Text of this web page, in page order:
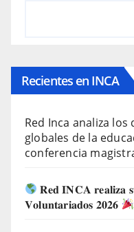
Recientes en INCA
Red Inca analiza
globales de la
conferencia
𝐑𝐞𝐝 𝐈𝐍𝐂𝐀 𝐫𝐞𝐚𝐥𝐢𝐳𝐚
𝐕𝐨𝐥𝐮𝐧𝐭𝐚𝐫𝐢𝐚𝐝𝐨𝐬 𝟐𝟎𝟐𝟔